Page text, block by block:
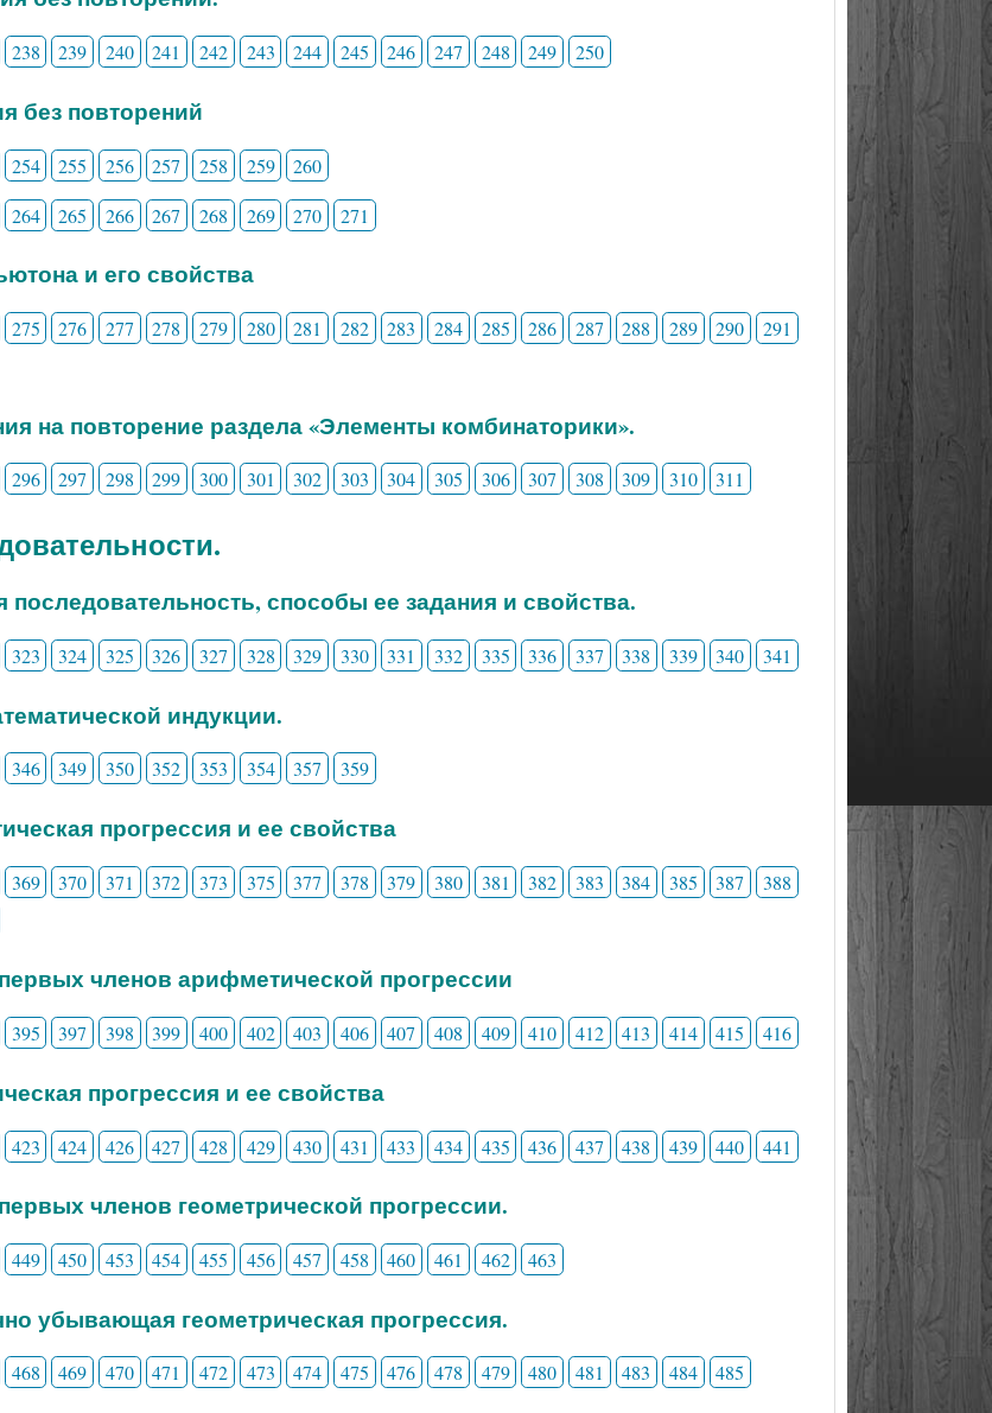
238 239 240 241 242 243 244 245 246 247 248 249 250
без повторений
254 255 256 257 258 259
260
264 265 266 267 268 269 270 271
и его свойства
275 276 277 278 279 280 281 282 283 284 285 286 287 288 289 290
291
на повторение раздела «Элементы комбинаторики».
296 297 298 299 300 301 302 303 304 305 306 307 308 309 310 311
последовательность, способы ее задания и свойства.
323 324 325 326 327 328 329 330 331 332 335 336 337 338 339 340 341
индукции.
346 349 350 352 353 354 357 359
прогрессия и ее свойства
369 370 371 372 373 375 377 378 379 380 381 382 383 384 385 387
388
членов арифметической прогрессии
395 397 398 399 400 402 403 406 407 408 409 410 412 413 414 415 416
прогрессия и ее свойства
423 424 426 427 428 429 430 431 433 434 435 436 437 438 439 440 441
членов геометрической прогрессии.
449 450 453 454 455 456 457 458 460 461 462 463
убывающая геометрическая прогрессия.
468 469 470 471 472 473 474 475 476 478 479 480 481 483 484 485